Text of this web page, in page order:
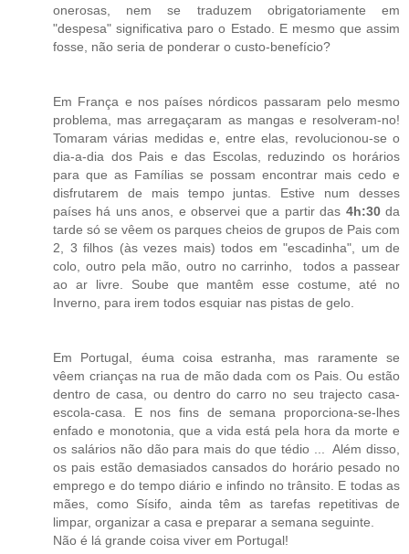
onerosas, nem se traduzem obrigatoriamente em
"despesa" significativa paro o Estado. E mesmo que assim
fosse, não seria de ponderar o custo-benefício?
Em França e nos países nórdicos passaram pelo mesmo
problema, mas arregaçaram as mangas e resolveram-no!
Tomaram várias medidas e, entre elas, revolucionou-se o
dia-a-dia dos Pais e das Escolas, reduzindo os horários
para que as Famílias se possam encontrar mais cedo e
disfrutarem de mais tempo juntas. Estive num desses
países há uns anos, e observei que a partir das 4h:30da
tarde só se vêem os parques cheios de grupos de Pais com
2, 3 filhos (às vezes mais) todos em "escadinha", um de
colo, outro pela mão, outro no carrinho, todos a passear
ao ar livre. Soube que mantêm esse costume, até no
Inverno, para irem todos esquiar nas pistas de gelo.
Em Portugal, éuma coisa estranha, mas raramente se
vêem crianças na rua de mão dada com os Pais. Ou estão
dentro de casa, ou dentro do carro no seu trajecto casa-
escola-casa. E nos fins de semana proporciona-se-lhes
enfado e monotonia, que a vida está pela hora da morte e
os salários não dão para mais do que tédio ... Além disso,
os pais estão demasiados cansados do horário pesado no
emprego e do tempo diário e infindo no trânsito. E todas as
mães, como Sísifo, ainda têm as tarefas repetitivas de
limpar, organizar a casa e preparar a semana seguinte.
Não é lá grande coisa viver em Portugal!